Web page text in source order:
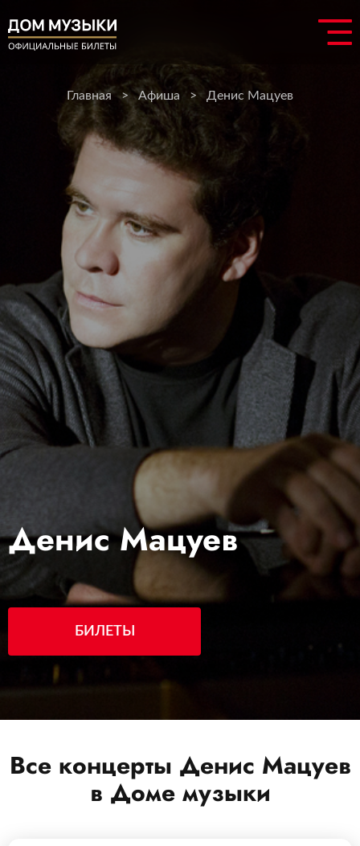
Главная > Афиша > Денис Мацуев
Денис Мацуев
БИЛЕТЫ
Все концерты Денис Мацуев
в Доме музыки